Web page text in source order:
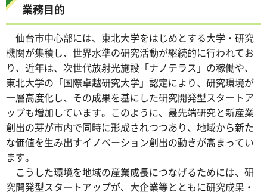
業務目的
仙台市中心部には、東北大学をはじめとする大学・研究
機関が集積し、世界水準の研究活動が継続的に行われてお
り、近年は、次世代放射光施設「ナノテラス」の稼働や、
東北大学の「国際卓越研究大学」認定により、研究環境が
一層高度化し、その成果を基にした研究開発型スタートア
ップも増加しています。このように、最先端研究と新産業
創出の芽が市内で同時に形成されつつあり、地域から新た
な価値を生み出すイノベーション創出の動きが高まってい
ます。
こうした環境を地域の産業成長につなげるためには、研
究開発型スタートアップが、大企業等とともに研究成果・